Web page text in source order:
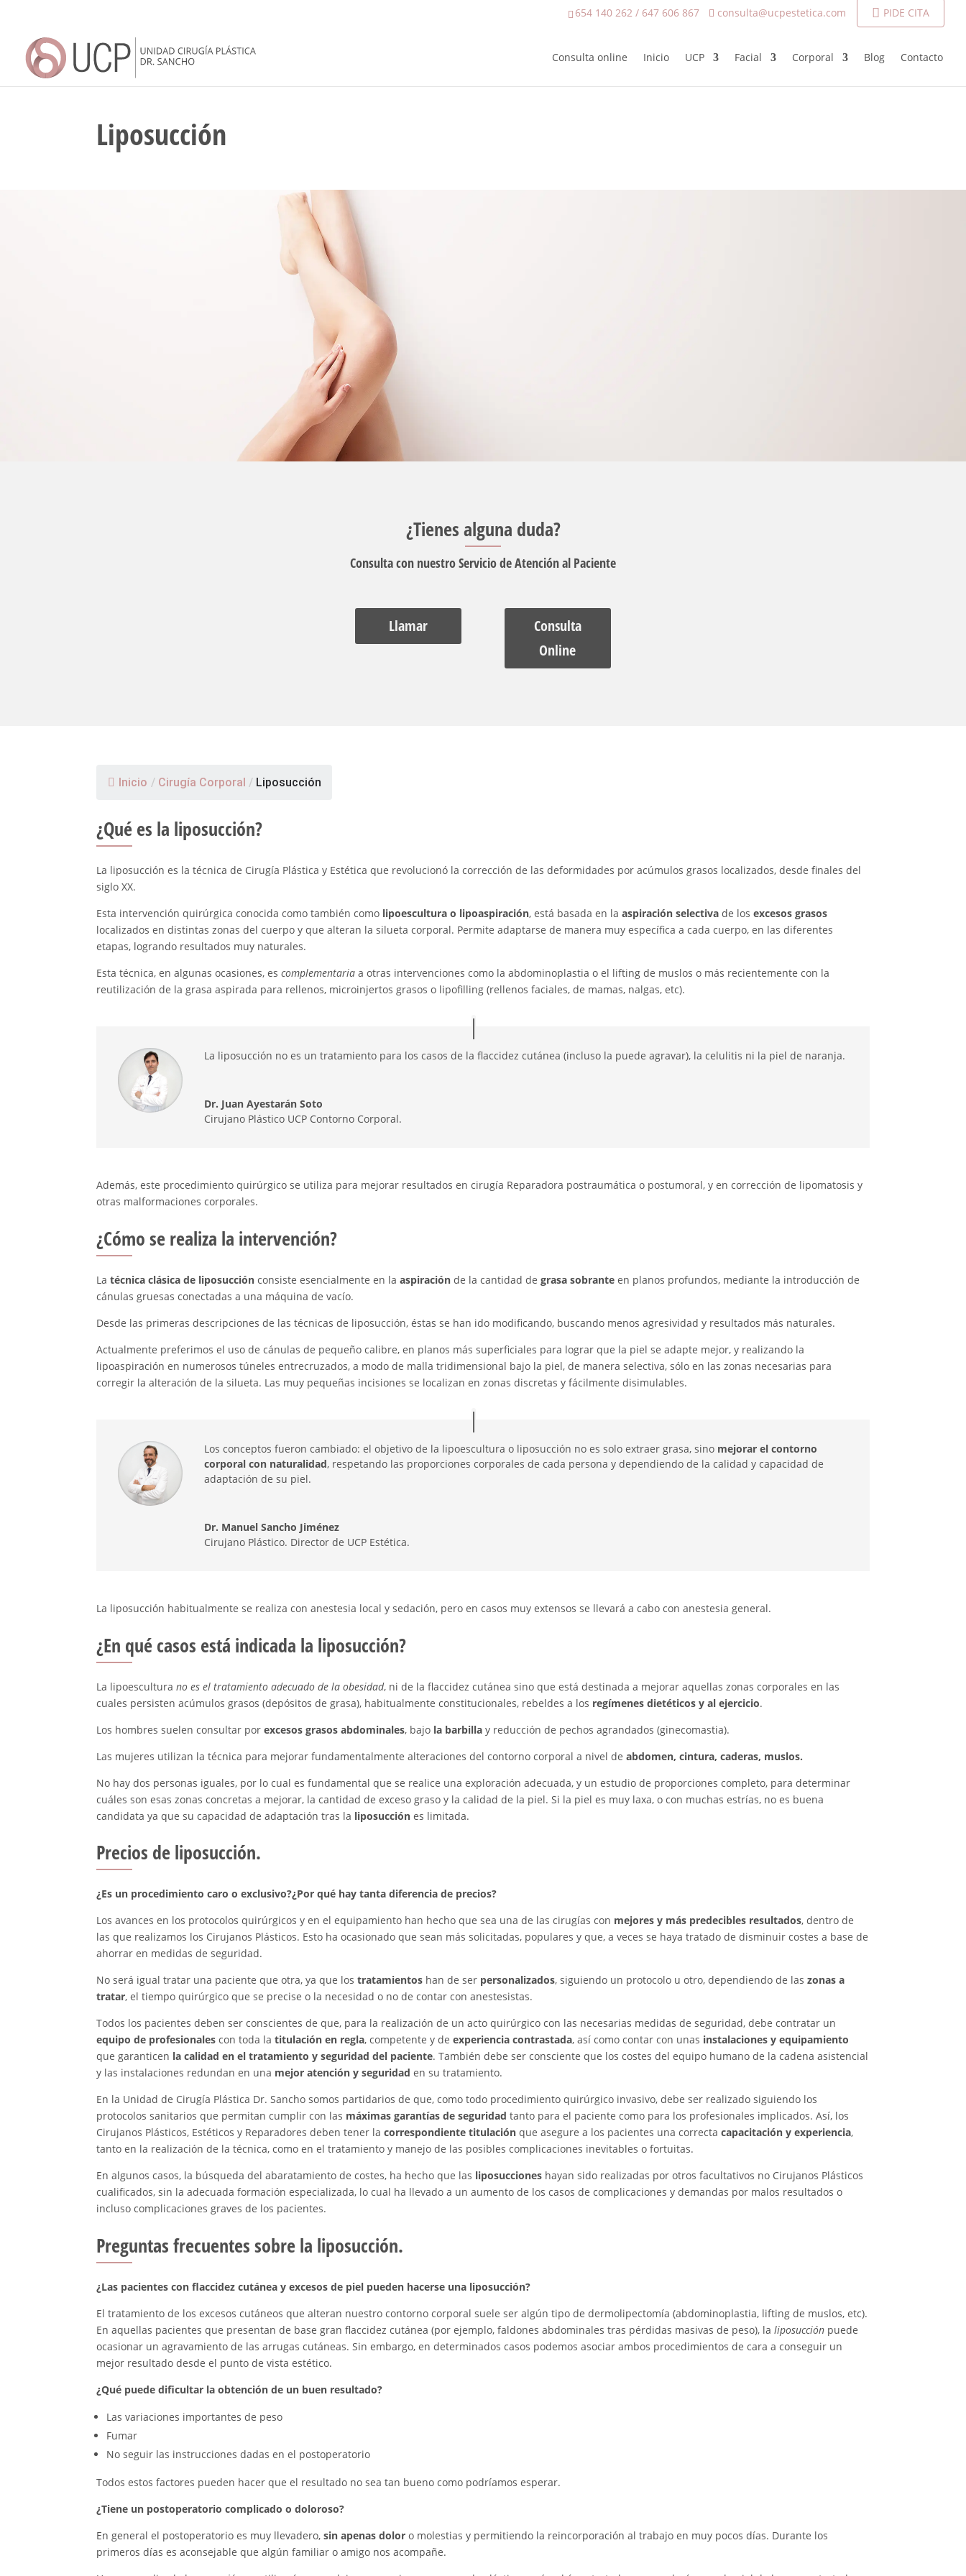
654 140 262 / 647 606 867 consulta@ucpestetica.com PIDE CITA
Consulta online Inicio UCP Facial Corporal Blog Contacto
Liposucción
¿Tienes alguna duda?
Consulta con nuestro Servicio de Atención al Paciente
Llamar
Consulta
Online
Inicio / Cirugía Corporal / Liposucción
¿Qué es la liposucción?
La liposucción es la técnica de Cirugía Plástica y Estética que revolucionó la corrección de las deformidades por acúmulos grasos localizados, desde finales del
siglo XX.
Esta intervención quirúrgica conocida como también como lipoescultura o lipoaspiración, está basada en laaspiración selectiva de losexcesos grasos
localizados en distintas zonas del cuerpo y que alteran la silueta corporal. Permite adaptarse de manera muy específica a cada cuerpo, en las diferentes
etapas, logrando resultados muy naturales.
Esta técnica, en algunas ocasiones, escomplementaria a otras intervenciones como la abdominoplastia o el lifting de muslos o más recientemente con la
reutilización de la grasa aspirada para rellenos, microinjertos grasos o lipofilling (rellenos faciales, de mamas, nalgas, etc).
La liposucción no es un tratamiento para los casos de la flaccidez cutánea (incluso la puede agravar), la celulitis ni la piel de naranja.
Dr. Juan Ayestarán Soto
Cirujano Plástico UCP Contorno Corporal.
Además, este procedimiento quirúrgico se utiliza para mejorar resultados en cirugía Reparadora postraumática o postumoral, y en corrección de lipomatosis y
otras malformaciones corporales.
¿Cómo se realiza la intervención?
Latécnica clásica de liposucción consiste esencialmente en laaspiración de la cantidad degrasa sobrante en planos profundos, mediante la introducción de
cánulas gruesas conectadas a una máquina de vacío.
Desde las primeras descripciones de las técnicas de liposucción, éstas se han ido modificando, buscando menos agresividad y resultados más naturales.
Actualmente preferimos el uso de cánulas de pequeño calibre, en planos más superficiales para lograr que la piel se adapte mejor, y realizando la
lipoaspiración en numerosos túneles entrecruzados, a modo de malla tridimensional bajo la piel, de manera selectiva, sólo en las zonas necesarias para
corregir la alteración de la silueta. Las muy pequeñas incisiones se localizan en zonas discretas y fácilmente disimulables.
Los conceptos fueron cambiado: el objetivo de la lipoescultura o liposucción no es solo extraer grasa, sino mejorar el contorno
corporal con naturalidad, respetando las proporciones corporales de cada persona y dependiendo de la calidad y capacidad de
adaptación de su piel.
Dr. Manuel Sancho Jiménez
Cirujano Plástico. Director de UCP Estética.
La liposucción habitualmente se realiza con anestesia local y sedación, pero en casos muy extensos se llevará a cabo con anestesia general.
¿En qué casos está indicada la liposucción?
La lipoesculturano es el tratamiento adecuado de la obesidad, ni de la flaccidez cutánea sino que está destinada a mejorar aquellas zonas corporales en las
cuales persisten acúmulos grasos (depósitos de grasa), habitualmente constitucionales, rebeldes a los regímenes dietéticos y al ejercicio.
Los hombres suelen consultar porexcesos grasos abdominales, bajo la barbilla y reducción de pechos agrandados (ginecomastia).
Las mujeres utilizan la técnica para mejorar fundamentalmente alteraciones del contorno corporal a nivel deabdomen, cintura, caderas, muslos.
No hay dos personas iguales, por lo cual es fundamental que se realice una exploración adecuada, y un estudio de proporciones completo, para determinar
cuáles son esas zonas concretas a mejorar, la cantidad de exceso graso y la calidad de la piel. Si la piel es muy laxa, o con muchas estrías, no es buena
candidata ya que su capacidad de adaptación tras la liposucción es limitada.
Precios de liposucción.
¿Es un procedimiento caro o exclusivo?¿Por qué hay tanta diferencia de precios?
Los avances en los protocolos quirúrgicos y en el equipamiento han hecho que sea una de las cirugías con mejores y más predecibles resultados, dentro de
las que realizamos los Cirujanos Plásticos. Esto ha ocasionado que sean más solicitadas, populares y que, a veces se haya tratado de disminuir costes a base de
ahorrar en medidas de seguridad.
No será igual tratar una paciente que otra, ya que lostratamientos han de ser personalizados, siguiendo un protocolo u otro, dependiendo de laszonas a
tratar, el tiempo quirúrgico que se precise o la necesidad o no de contar con anestesistas.
Todos los pacientes deben ser conscientes de que, para la realización de un acto quirúrgico con las necesarias medidas de seguridad, debe contratar un
equipo de profesionales con toda latitulación en regla, competente y deexperiencia contrastada, así como contar con unas instalaciones y equipamiento
que garanticen la calidad en el tratamiento y seguridad del paciente. También debe ser consciente que los costes del equipo humano de la cadena asistencial
y las instalaciones redundan en una mejor atención y seguridad en su tratamiento.
En la Unidad de Cirugía Plástica Dr. Sancho somos partidarios de que, como todo procedimiento quirúrgico invasivo, debe ser realizado siguiendo los
protocolos sanitarios que permitan cumplir con las máximas garantías de seguridad tanto para el paciente como para los profesionales implicados. Así, los
Cirujanos Plásticos, Estéticos y Reparadores deben tener lacorrespondiente titulación que asegure a los pacientes una correctacapacitación y experiencia,
tanto en la realización de la técnica, como en el tratamiento y manejo de las posibles complicaciones inevitables o fortuitas.
En algunos casos, la búsqueda del abaratamiento de costes, ha hecho que las liposucciones hayan sido realizadas por otros facultativos no Cirujanos Plásticos
cualificados, sin la adecuada formación especializada, lo cual ha llevado a un aumento de los casos de complicaciones y demandas por malos resultados o
incluso complicaciones graves de los pacientes.
Preguntas frecuentes sobre la liposucción.
¿Las pacientes con flaccidez cutánea y excesos de piel pueden hacerse una liposucción?
El tratamiento de los excesos cutáneos que alteran nuestro contorno corporal suele ser algún tipo de dermolipectomía (abdominoplastia, lifting de muslos, etc).
En aquellas pacientes que presentan de base gran flaccidez cutánea (por ejemplo, faldones abdominales tras pérdidas masivas de peso), laliposucción puede
ocasionar un agravamiento de las arrugas cutáneas. Sin embargo, en determinados casos podemos asociar ambos procedimientos de cara a conseguir un
mejor resultado desde el punto de vista estético.
¿Qué puede dificultar la obtención de un buen resultado?
Las variaciones importantes de peso
Fumar
No seguir las instrucciones dadas en el postoperatorio
Todos estos factores pueden hacer que el resultado no sea tan bueno como podríamos esperar.
¿Tiene un postoperatorio complicado o doloroso?
En general el postoperatorio es muy llevadero,sin apenas dolor o molestias y permitiendo la reincorporación al trabajo en muy pocos días. Durante los
primeros días es aconsejable que algún familiar o amigo nos acompañe.